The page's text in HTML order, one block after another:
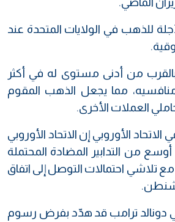
للذهب في الولايات المتحدة عند
من أدنى مستوى له في أكثر
مما يجعل الذهب المقوم
العملات الأخرى.
الأوروبي إن الاتحاد الأوروبي
من التدابير المضادة المحتملة
مع تلاشي احتمالات التوصل إلى اتفاق
دونالد ترامب قد هدّد بفرض رسوم